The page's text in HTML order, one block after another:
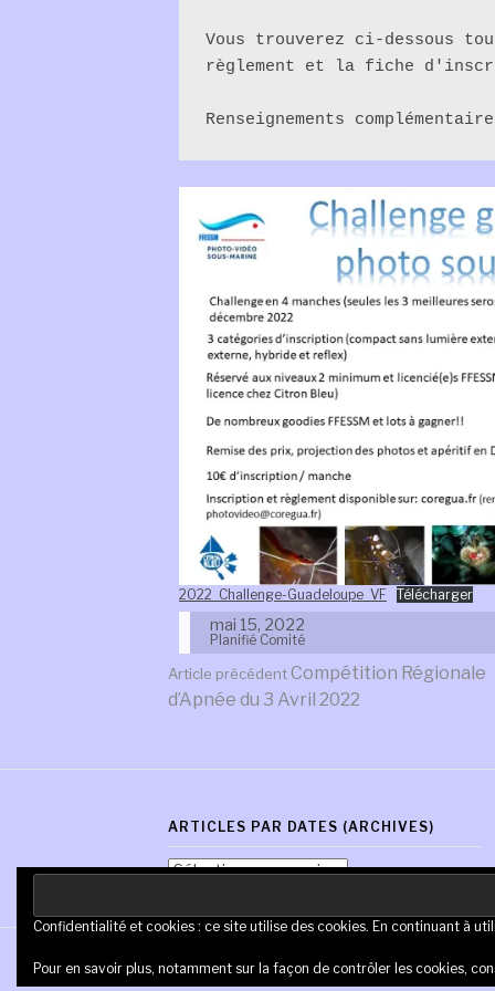
Vous trouverez ci-dessous
règlement et la fiche
Renseignements
2022_Challenge-Guadeloupe_VF Télécharger
mai 15, 2022
Planifié Comité
Lire
la
suite
Article précédentCompétition Régionale
d’Apnée du 3 Avril 2022
ARTICLES PAR DATES (ARCHIVES)
Articles
dates
Copyright © AM Coregua | Tous droits réservés.
Confidentialité et cookies : ce site utilise des cookies. En continuant à
Pour en savoir plus, notamment sur la façon de contrôler les cookies,